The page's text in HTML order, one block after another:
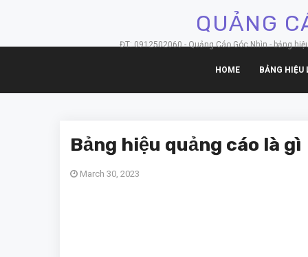
QUẢNG
ĐT: 0912502060 - Quảng Cáo Góc Nhìn - bảng
HOME BẢNG HIỆU
Bảng hiệu quảng cáo là gì
March 30, 2023